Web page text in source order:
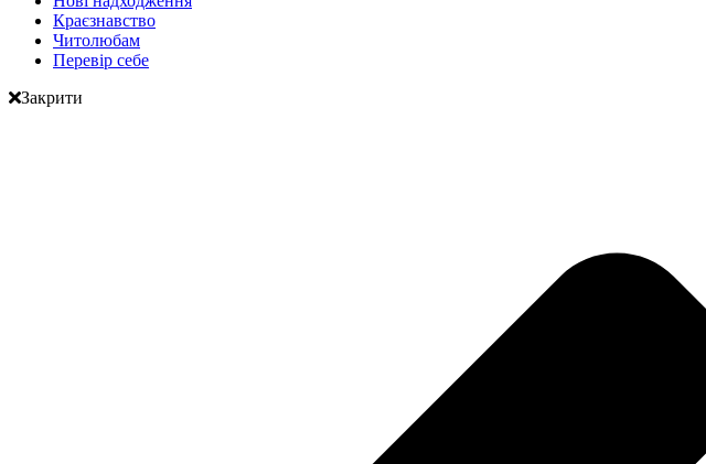
Краєзнавство
Читолюбам
Перевір себе
Закрити